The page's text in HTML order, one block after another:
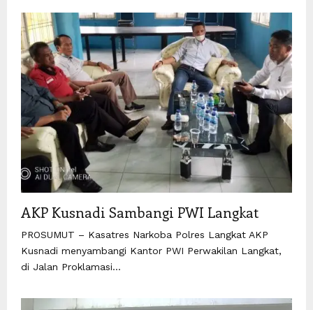
AKP Kusnadi Sambangi PWI Langkat
PROSUMUT – Kasatres Narkoba Polres Langkat AKP
Kusnadi menyambangi Kantor PWI Perwakilan Langkat,
di Jalan Proklamasi...